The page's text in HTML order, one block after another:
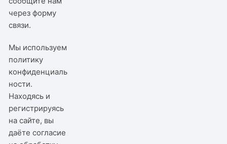
черезформу
связи.
Мы используем
политику
конфиденциаль
ности.
Находясь и
регистрируясь
на сайте, вы
даёте согласие